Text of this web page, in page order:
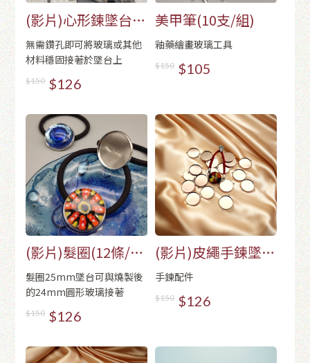
(影片)心形鍊墜台
(35個/包)
無需鑽孔即可將玻璃或其他
材料穩固接著於墜台上
$150 $126
美甲筆(10支/組)
釉藥繪畫玻璃工具
$150 $105
(影片)髮圈(12條/
包)
髮圈25mm墜台可與燒製後
的24mm圓形玻璃接著
$150 $126
(影片)皮繩手鍊墜台
(20個/包)-玫瑰金
手鍊配件
$150 $126